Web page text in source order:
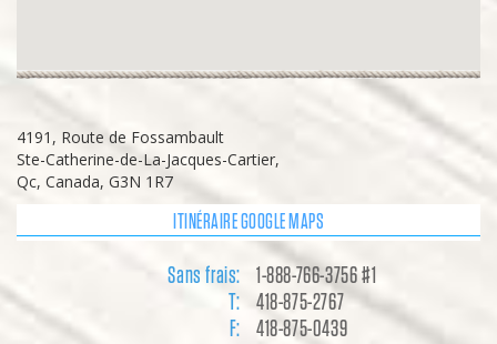
4191, Route de Fossambault
Ste-Catherine-de-La-Jacques-Cartier,
Qc, Canada, G3N 1R7
ITINÉRAIRE GOOGLE MAPS
Sans frais:
1-888-766-3756 #1
T:
418-875-2767
F:
418-875-0439